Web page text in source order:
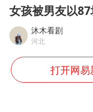
女孩被男友以
沐木看剧
河北
打开网